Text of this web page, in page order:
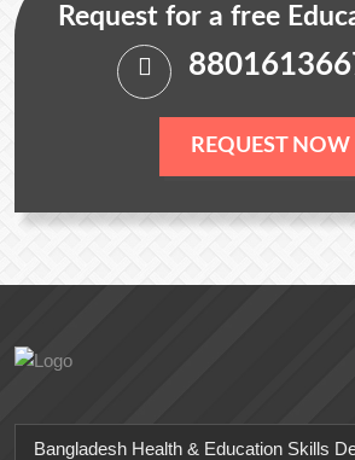
Request for a free
REQUEST NOW